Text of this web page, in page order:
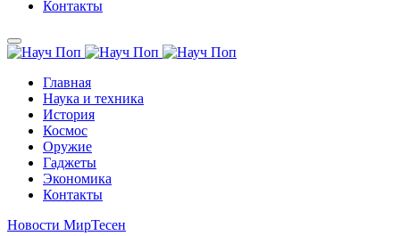
Контакты
Главная
Наука и техника
История
Космос
Оружие
Гаджеты
Экономика
Контакты
Новости МирТесен